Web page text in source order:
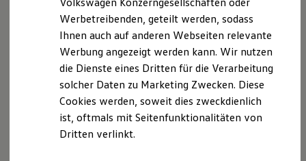
ID. Kollektion
Volkswagen Kollektion
R-Kollektion
GTI Kollektion
Fußball Drop
we drive football
#wedriveproud
Besitzer und Service
Software Updates
Service und Ersatzteile
Im Folgenden informieren wir Sie über die
Verarbeitung Ihrer personenbezogenen Daten durch
uns im Zusammenhang mit Ihrem Besuch unserer
Webseite.
B. Verarbeitung Ihrer personenbezogenen Daten
Unsere Webseite bietet Ihnen verschiedene
Angebote, die wir Ihnen in Bezug auf dabei durch uns
Werbetreibenden, geteilt werden, sodass
Ihnen auch auf anderen Webseiten relevante
Werbung angezeigt werden kann. Wir nutzen
die Dienste eines Dritten für die Verarbeitung
solcher Daten zu Marketing Zwecken. Diese
Cookies werden, soweit dies zweckdienlich
ist, oftmals mit Seitenfunktionalitäten von
Dritten verlinkt.